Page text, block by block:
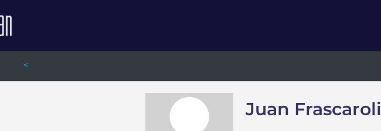
<
Juan Frascaroli